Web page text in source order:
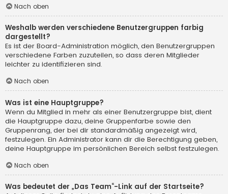
Nach oben
Weshalb werden verschiedene Benutzergruppen farbig
dargestellt?
Es ist der Board-Administration möglich, den Benutzergruppen
verschiedene Farben zuzuteilen, so dass deren Mitglieder
leichter zu identifizieren sind.
Nach oben
Was ist eine Hauptgruppe?
Wenn du Mitglied in mehr als einer Benutzergruppe bist, dient
die Hauptgruppe dazu, deine Gruppenfarbe sowie den
Gruppenrang, der bei dir standardmäßig angezeigt wird,
festzulegen. Ein Administrator kann dir die Berechtigung geben,
deine Hauptgruppe im persönlichen Bereich selbst festzulegen.
Nach oben
Was bedeutet der „Das Team“-Link auf der Startseite?